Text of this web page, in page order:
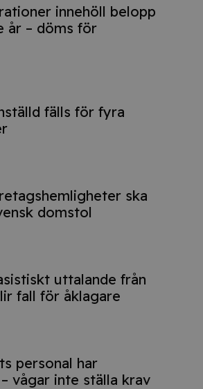
innehöll belopp
år – döms för
fälls för fyra
ska
domstol
uttalande från
fall för åklagare
personal har
vågar inte ställa krav